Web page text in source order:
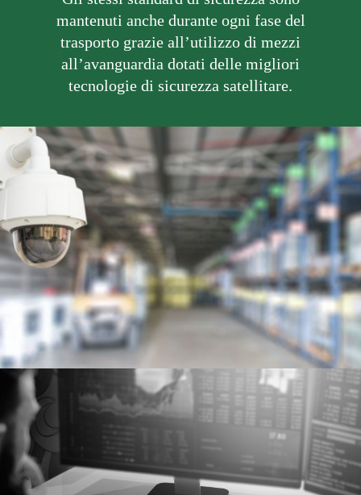
mantenuti anche durante ogni fase del
trasporto grazie all’utilizzo di mezzi
all’avanguardia dotati delle migliori
tecnologie di sicurezza satellitare.